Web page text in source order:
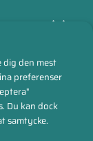
den mest
preferenser
Du kan dock
samtycke.